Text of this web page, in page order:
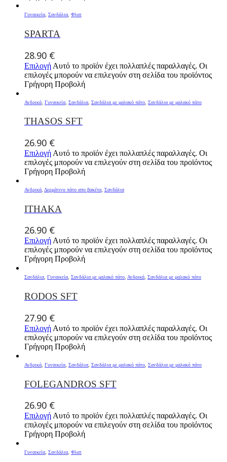
Γυναικεία Σανδάλια Φλατ
SPARTA
28.90 €
Επιλογή Αυτό το προϊόν έχει πολλαπλές παραλλαγές. Οι
επιλογές μπορούν να επιλεγούν στη σελίδα του προϊόντος
Γρήγορη Προβολή
Ανδρικά Γυναικεία Σανδάλια Σανδάλια με μαλακό πάτο Σανδάλια με μαλακό πάτο
THASOS SFT
26.90 €
Επιλογή Αυτό το προϊόν έχει πολλαπλές παραλλαγές. Οι
επιλογές μπορούν να επιλεγούν στη σελίδα του προϊόντος
Γρήγορη Προβολή
Ανδρικά Δερμάτινο πάτο απο βακέτα Σανδάλια
ITHAKA
26.90 €
ΕπιλογήΑυτό το προϊόν έχει πολλαπλές παραλλαγές. Οι
επιλογές μπορούν να επιλεγούν στη σελίδα του προϊόντος
Γρήγορη Προβολή
Σανδάλια, Γυναικεία, Σανδάλια με μαλακό πάτο, Ανδρικά, Σανδάλια με μαλακό πάτο
RODOS SFT
27.90 €
Επιλογή Αυτό το προϊόν έχει πολλαπλές παραλλαγές. Οι
επιλογές μπορούν να επιλεγούν στη σελίδα του προϊόντος
Γρήγορη Προβολή
Ανδρικά Γυναικεία Σανδάλια Σανδάλια με μαλακό πάτο Σανδάλια με μαλακό πάτο
FOLEGANDROS SFT
26.90 €
Επιλογή Αυτό το προϊόν έχει πολλαπλές παραλλαγές. Οι
επιλογές μπορούν να επιλεγούν στη σελίδα του προϊόντος
Γρήγορη Προβολή
Γυναικεία, Σανδάλια, Φλατ